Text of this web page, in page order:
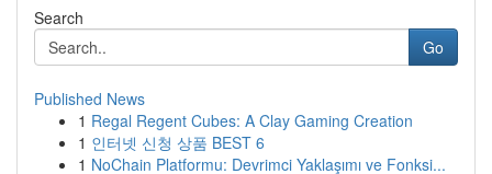
Search
Go
Published News
1 Regal Regent Cubes: A Clay Gaming Creation
1 인터넷 신청 상품 BEST 6
1 NoChain Platformu: Devrimci Yaklaşımı ve Fonksi...